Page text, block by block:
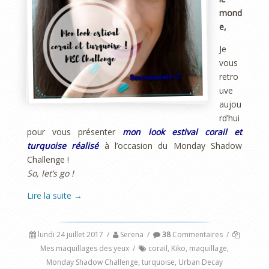
mond
e,
Je
vous
retro
uve
aujou
rd’hui
pour vous présenter mon look estival corail et
turquoise réaliséà l’occasion du Monday Shadow
Challenge !
So, let’s go !
Lire la suite →
lundi 24 juillet 2017 / Serena / 38Commentaires /
Mes maquillages des yeux / corail, Kiko, maquillage,
Monday Shadow Challenge, turquoise, Urban Decay